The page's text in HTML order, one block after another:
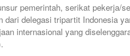
pemerintah, serikat pekerja/
dari delegasi tripartit Indonesia
internasional yang